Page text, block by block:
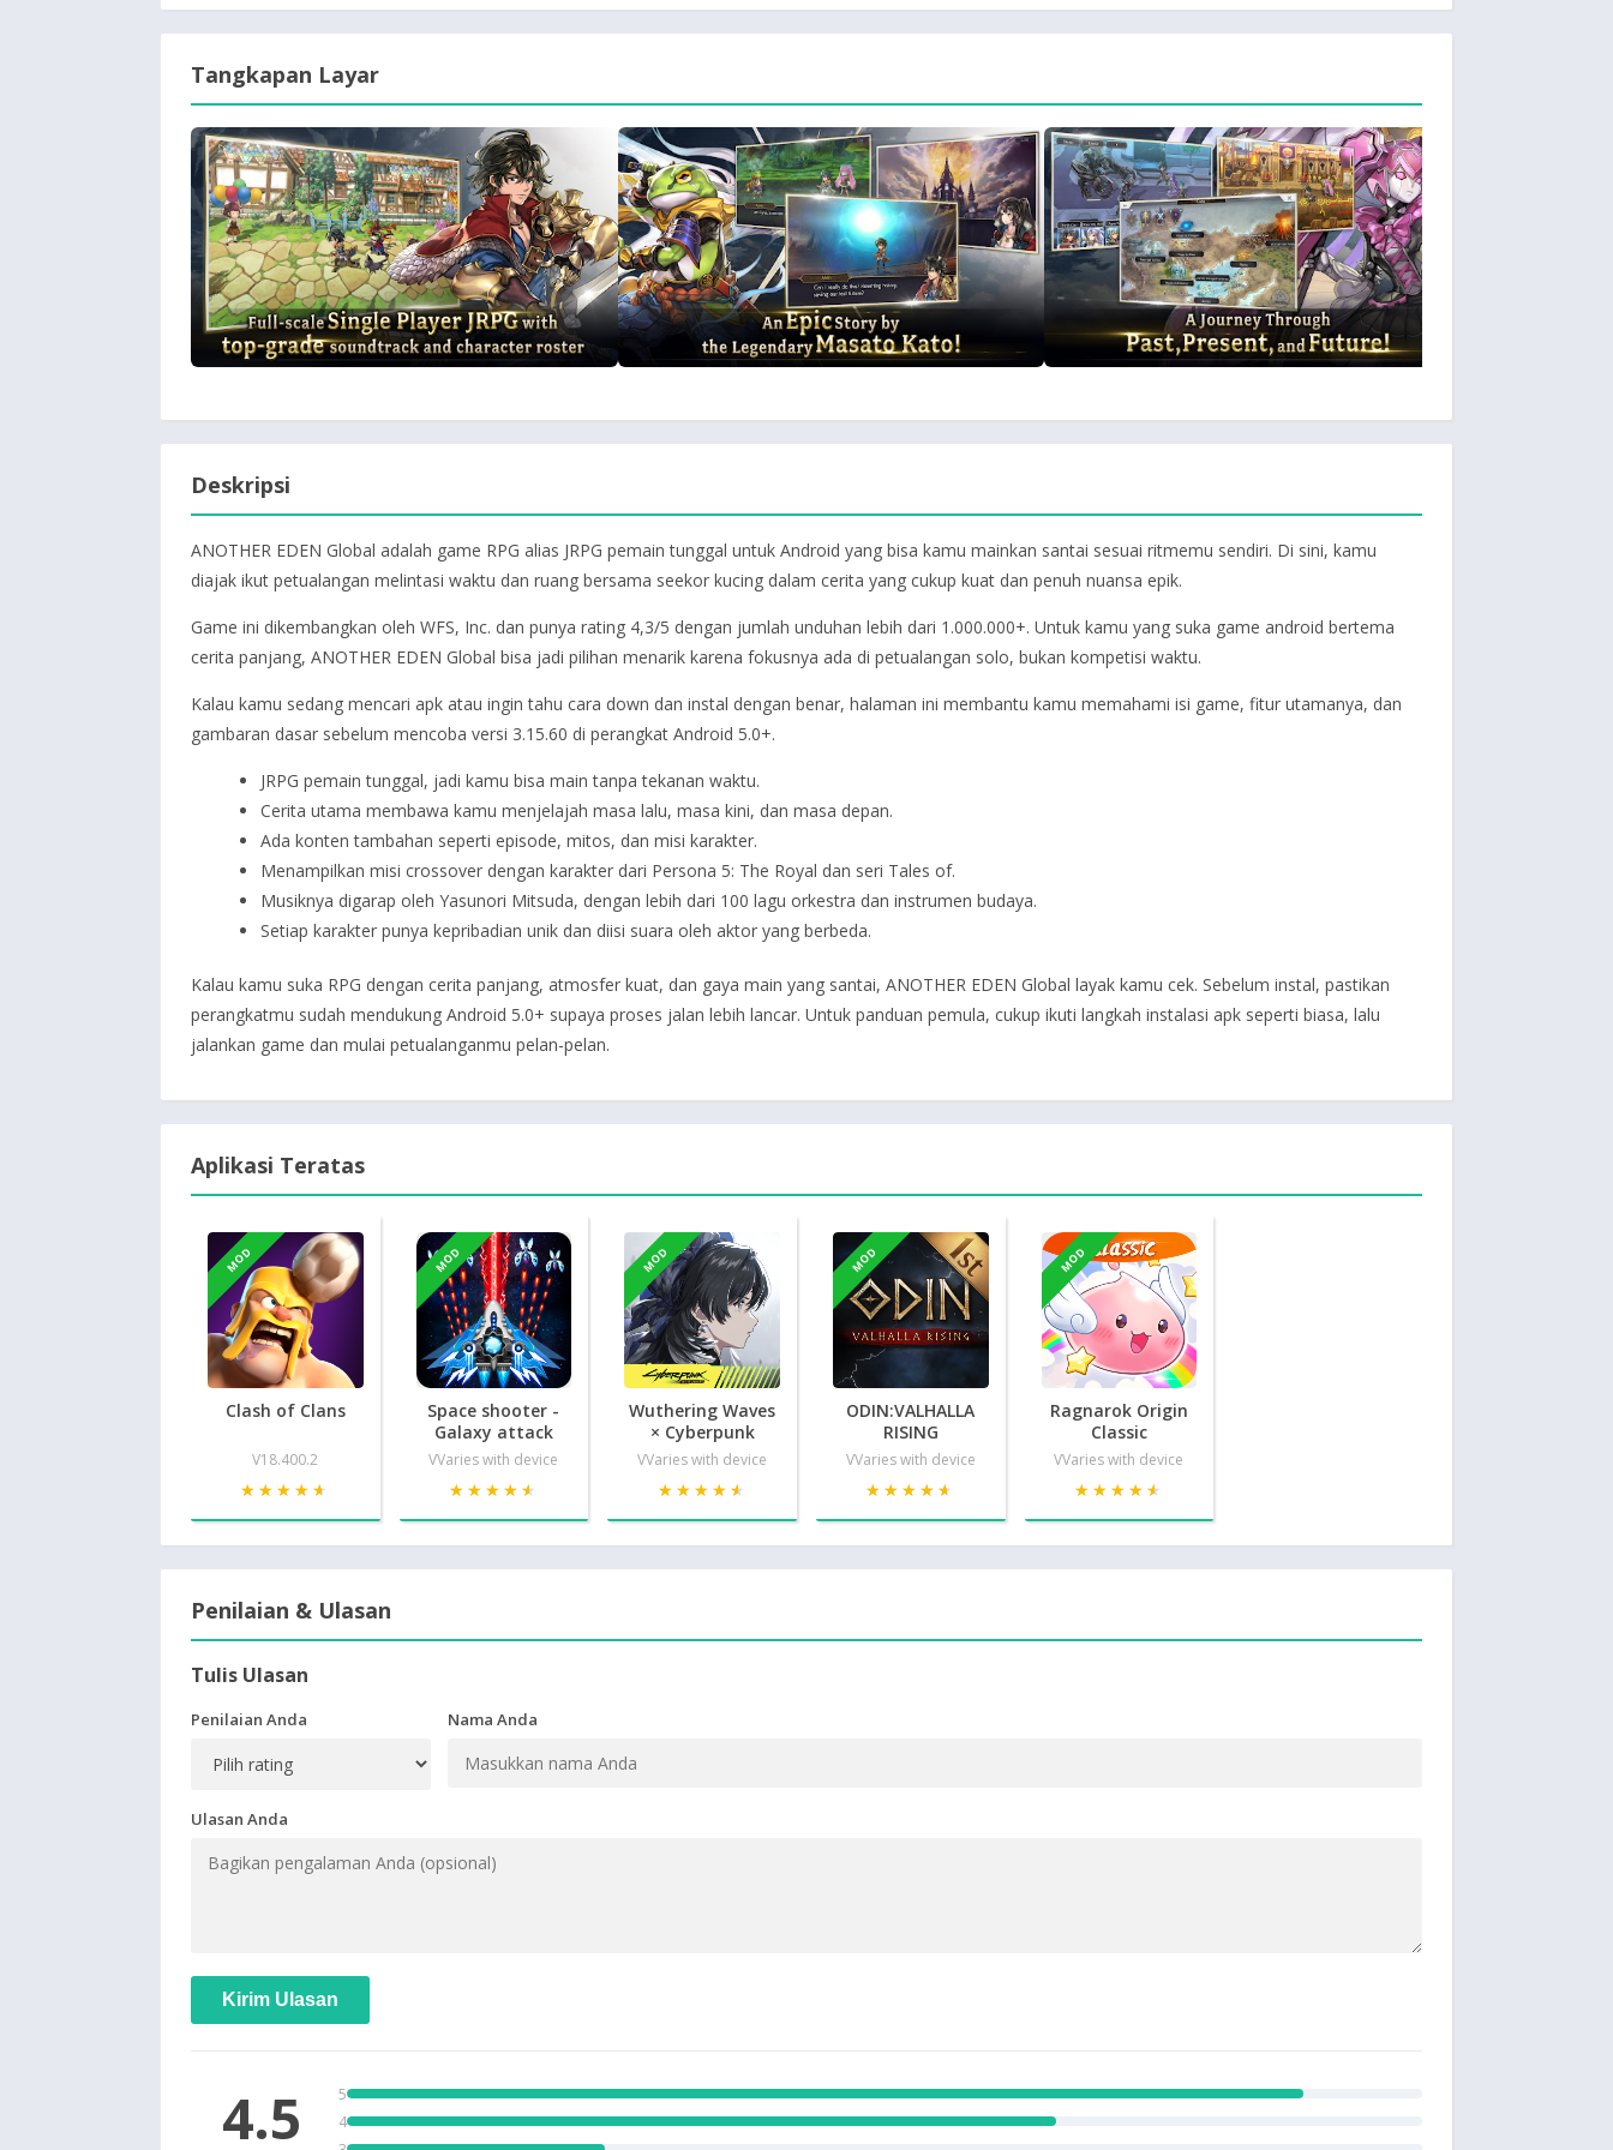
Tangkapan Layar
Deskripsi
ANOTHER EDEN Global adalah game RPG alias JRPG pemain tunggal untuk Android yang bisa kamu mainkan santai sesuai ritmemu sendiri. Di sini, kamu
diajak ikut petualangan melintasi waktu dan ruang bersama seekor kucing dalam cerita yang cukup kuat dan penuh nuansa epik.
Game ini dikembangkan oleh WFS, Inc. dan punya rating 4,3/5 dengan jumlah unduhan lebih dari 1.000.000+. Untuk kamu yang suka game android bertema
cerita panjang, ANOTHER EDEN Global bisa jadi pilihan menarik karena fokusnya ada di petualangan solo, bukan kompetisi waktu.
Kalau kamu sedang mencari apk atau ingin tahu cara down dan instal dengan benar, halaman ini membantu kamu memahami isi game, fitur utamanya, dan
gambaran dasar sebelum mencoba versi 3.15.60 di perangkat Android 5.0+.
JRPG pemain tunggal, jadi kamu bisa main tanpa tekanan waktu.
Cerita utama membawa kamu menjelajah masa lalu, masa kini, dan masa depan.
Ada konten tambahan seperti episode, mitos, dan misi karakter.
Menampilkan misi crossover dengan karakter dari Persona 5: The Royal dan seri Tales of.
Musiknya digarap oleh Yasunori Mitsuda, dengan lebih dari 100 lagu orkestra dan instrumen budaya.
Setiap karakter punya kepribadian unik dan diisi suara oleh aktor yang berbeda.
Kalau kamu suka RPG dengan cerita panjang, atmosfer kuat, dan gaya main yang santai, ANOTHER EDEN Global layak kamu cek. Sebelum instal, pastikan
perangkatmu sudah mendukung Android 5.0+ supaya proses jalan lebih lancar. Untuk panduan pemula, cukup ikuti langkah instalasi apk seperti biasa, lalu
jalankan game dan mulai petualanganmu pelan-pelan.
Aplikasi Teratas
MOD
Clash of Clans
V18.400.2
★★★★★
★★★★★
MOD
Space shooter -
Galaxy attack
VVaries with device
★★★★★
★★★★★
MOD
Wuthering Waves
× Cyberpunk
VVaries with device
★★★★★
★★★★★
MOD
ODIN:VALHALLA
RISING
VVaries with device
★★★★★
★★★★★
MOD
Ragnarok Origin
Classic
VVaries with device
★★★★★
★★★★★
Penilaian & Ulasan
Tulis Ulasan
Penilaian Anda Nama Anda
Ulasan Anda
Kirim Ulasan
4.5
5
4